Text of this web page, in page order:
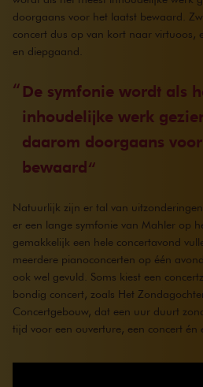
doorgaans voor het laatst bewaard.
concert dus op van kort naar virtuoos,
en diepgaand.
De symfonie wordt als
inhoudelijke werk
daarom doorgaans
bewaard
Natuurlijk zijn er tal van
er een lange symfonie van Mahler op
gemakkelijk een hele concertavond
meerdere pianoconcerten op één
ook wel gevuld. Soms kiest een
bondig concert, zoals Het
Concertgebouw, dat een uur duurt
tijd voor een ouverture, een concert én